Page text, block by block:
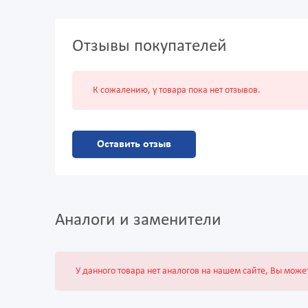
Отзывы покупателей
К сожалению, у товара пока нет отзывов.
Оставить отзыв
Аналоги и заменители
У данного товара нет аналогов на нашем сайте, Вы